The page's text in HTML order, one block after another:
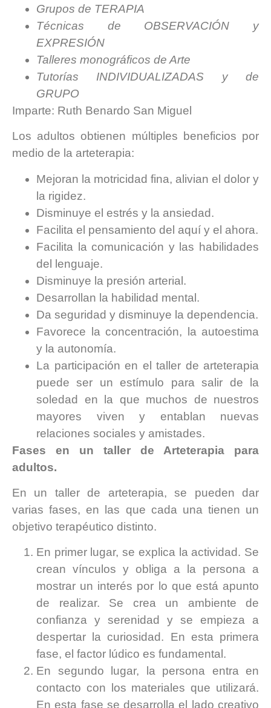
Grupos de TERAPIA
Técnicas de OBSERVACIÓN y
EXPRESIÓN
Talleres monográficos de Arte
Tutorías INDIVIDUALIZADAS y de
GRUPO
Imparte: Ruth Benardo San Miguel
Los adultos obtienen múltiples beneficios por
medio de la arteterapia:
Mejoran la motricidad fina, alivian el dolor y
la rigidez.
Disminuye el estrés y la ansiedad.
Facilita el pensamiento del aquí y el ahora.
Facilita la comunicación y las habilidades
del lenguaje.
Disminuye la presión arterial.
Desarrollan la habilidad mental.
Da seguridad y disminuye la dependencia.
Favorece la concentración, la autoestima
y la autonomía.
La participación en el taller de arteterapia
puede ser un estímulo para salir de la
soledad en la que muchos de nuestros
mayores viven y entablan nuevas
relaciones sociales y amistades.
Fases en un taller de Arteterapia para
adultos.
En un taller de arteterapia, se pueden dar
varias fases, en las que cada una tienen un
objetivo terapéutico distinto.
En primer lugar, se explica la actividad. Se
crean vínculos y obliga a la persona a
mostrar un interés por lo que está apunto
de realizar. Se crea un ambiente de
confianza y serenidad y se empieza a
despertar la curiosidad. En esta primera
fase, el factor lúdico es fundamental.
En segundo lugar, la persona entra en
contacto con los materiales que utilizará.
En esta fase se desarrolla el lado creativo